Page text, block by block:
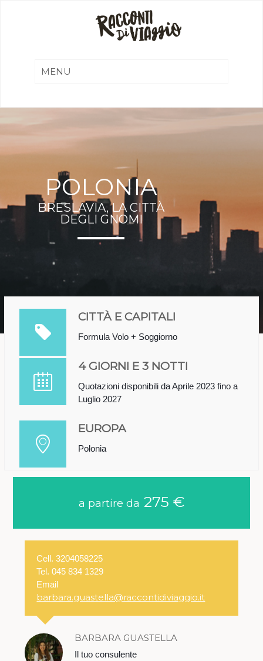
POLONIA
BRESLAVIA, LA CITTÀ
DEGLI GNOMI
CITTÀ E CAPITALI
Formula Volo + Soggiorno
4 GIORNI E 3 NOTTI
Quotazioni disponibili da Aprile 2023 fino a
Luglio 2027
EUROPA
Polonia
a partire da 275 €
Cell. 3204058225
Tel. 045 834 1329
Email
barbara.guastella@raccontidiviaggio.it
BARBARA GUASTELLA
Il tuo consulente